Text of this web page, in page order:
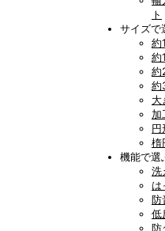
ト
サイズで
約
約
約
約
大
加
円
楕
機能で選
洗
は
防
低
防